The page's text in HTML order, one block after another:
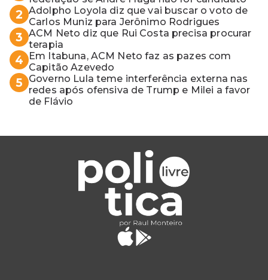
2 Adolpho Loyola diz que vai buscar o voto de
Carlos Muniz para Jerônimo Rodrigues
3 ACM Neto diz que Rui Costa precisa procurar
terapia
4
Em Itabuna, ACM Neto faz as pazes com
Capitão Azevedo
5
Governo Lula teme interferência externa nas
redes após ofensiva de Trump e Milei a favor
de Flávio